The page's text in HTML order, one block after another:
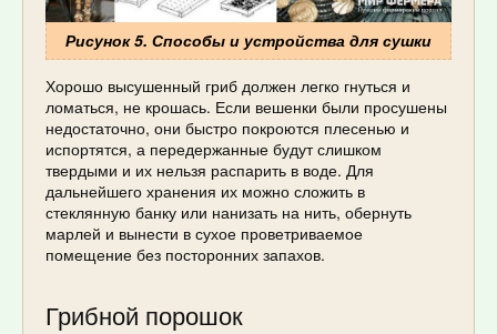
Рисунок 5. Способы и устройства для сушки
Хорошо высушенный гриб должен легко гнуться и
ломаться, не крошась. Если вешенки были просушены
недостаточно, они быстро покроются плесенью и
испортятся, а передержанные будут слишком
твердыми и их нельзя распарить в воде. Для
дальнейшего хранения их можно сложить в
стеклянную банку или нанизать на нить, обернуть
марлей и вынести в сухое проветриваемое
помещение без посторонних запахов.
Грибной порошок